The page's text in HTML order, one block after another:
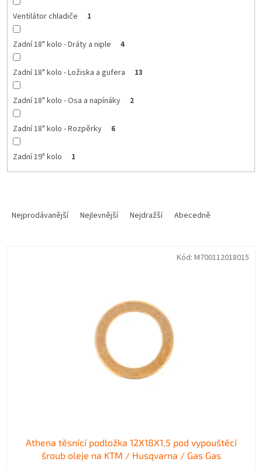
Ventilátor chladiče 1
Zadní 18" kolo - Dráty a niple 4
Zadní 18" kolo - Ložiska a gufera 13
Zadní 18" kolo - Osa a napínáky 2
Zadní 18" kolo - Rozpěrky 6
Zadní 19" kolo 1
Nejprodávanější Nejlevnější Nejdražší Abecedně
Athena těsnící podložka 12X18X1,5 pod vypouštěcí
šroub oleje na KTM / Husqvarna / Gas Gas
Kód: M700112018015